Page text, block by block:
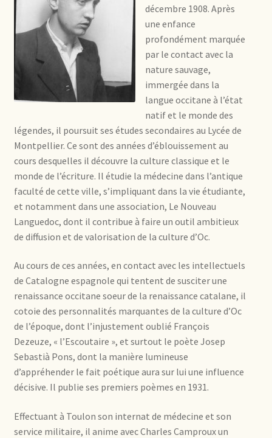
décembre 1908. Après
une enfance
profondément marquée
par le contact avec la
nature sauvage,
immergée dans la
langue occitane à l’état
natif et le monde des
légendes, il poursuit ses études secondaires au Lycée de
Montpellier. Ce sont des années d’éblouissement au
cours desquelles il découvre la culture classique et le
monde de l’écriture. Il étudie la médecine dans l’antique
faculté de cette ville, s’impliquant dans la vie étudiante,
et notamment dans une association, Le Nouveau
Languedoc, dont il contribue à faire un outil ambitieux
de diffusion et de valorisation de la culture d’Oc.
Au cours de ces années, en contact avec les intellectuels
de Catalogne espagnole qui tentent de susciter une
renaissance occitane soeur de la renaissance catalane, il
cotoie des personnalités marquantes de la culture d’Oc
de l’époque, dont l’injustement oublié François
Dezeuze, « l’Escoutaire », et surtout le poète Josep
Sebastià Pons, dont la manière lumineuse
d’appréhender le fait poétique aura sur lui une influence
décisive. Il publie ses premiers poèmes en 1931.
Effectuant à Toulon son internat de médecine et son
service militaire, il anime avec Charles Camproux un